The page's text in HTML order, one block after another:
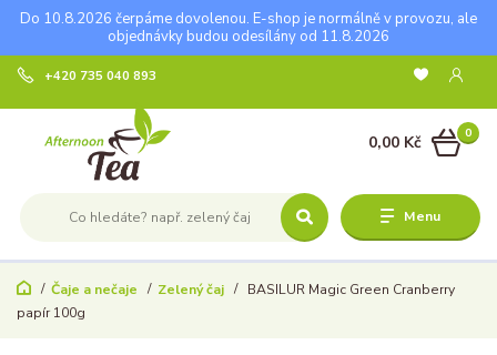
Do 10.8.2026 čerpáme dovolenou. E-shop je normálně v provozu, ale
objednávky budou odesílány od 11.8.2026
Menu
+420 735 040 893
0
0,00 Kč
Čaje a nečaje Zelený čaj
BASILUR Magic Green Cranberry
papír 100g